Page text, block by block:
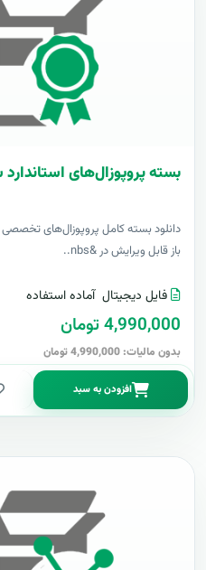
بسته پروپوزال‌های استاندارد
دانلود بسته کامل پروپوزال‌های تخصصی
باز قابل ویرایش در &nbs..
فایل دیجیتال آماده استفاده
4,990,000 تومان
بدون مالیات: 4,990,000 تومان
افزودن به سبد